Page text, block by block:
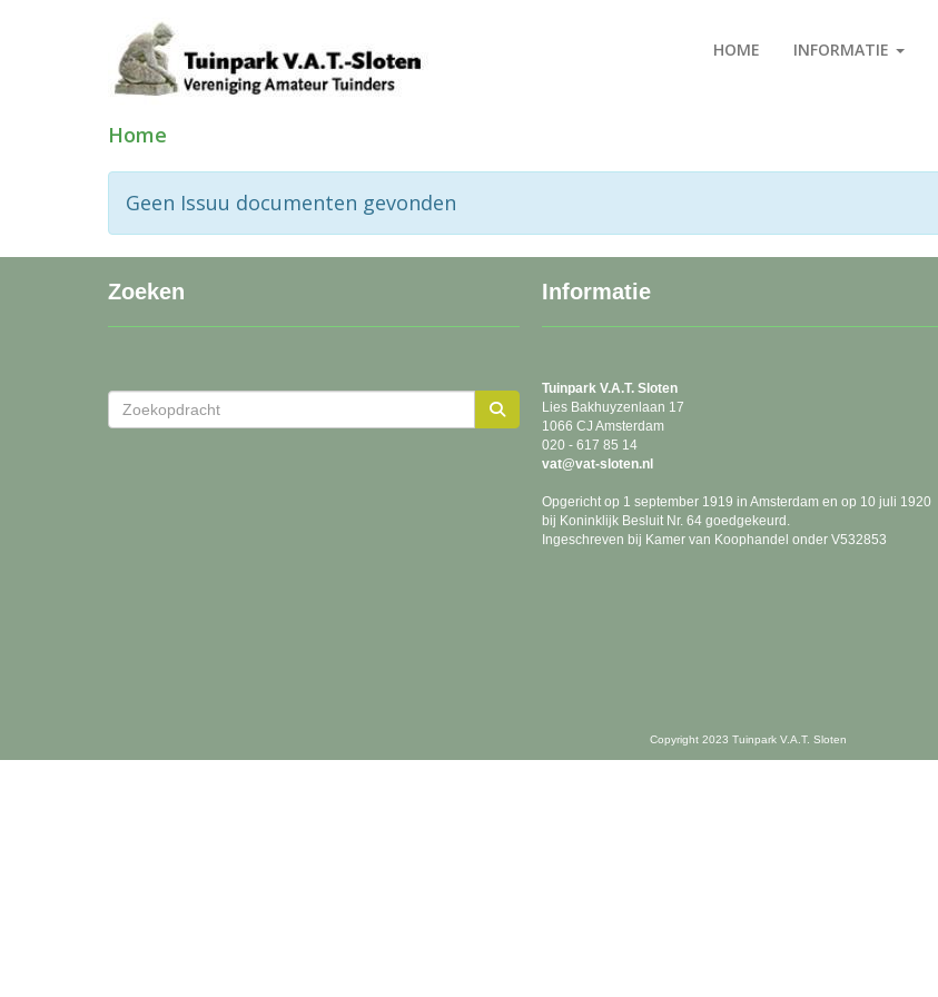
HOME INFORMATIE
Home
Geen Issuu documenten gevonden
Zoeken Informatie
Tuinpark V.A.T. Sloten
Lies Bakhuyzenlaan 17
1066 CJ Amsterdam
020 - 617 85 14
tav@vat-sloten.nl
Opgericht op 1 september 1919 in Amsterdam en op 10 juli 1920
bij Koninklijk Besluit Nr. 64 goedgekeurd.
Ingeschreven bij Kamer van Koophandel onder V532853
Copyright 2023 Tuinpark V.A.T. Sloten